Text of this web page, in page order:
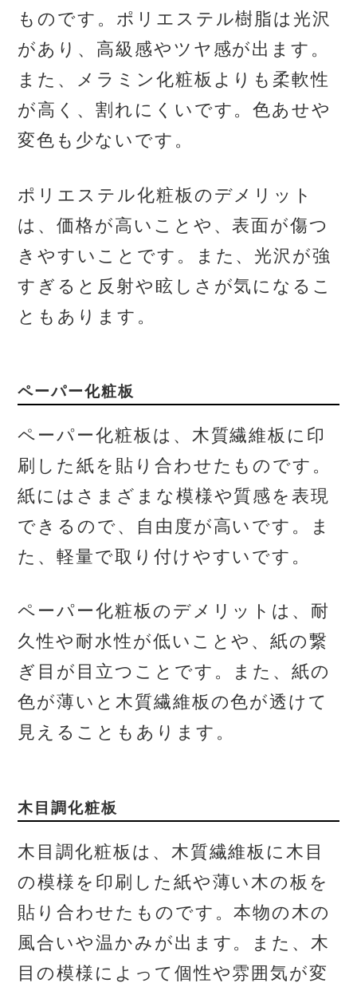
ものです。ポリエステル樹脂は光沢
があり、高級感やツヤ感が出ます。
また、メラミン化粧板よりも柔軟性
が高く、割れにくいです。色あせや
変色も少ないです。
ポリエステル化粧板のデメリット
は、価格が高いことや、表面が傷つ
きやすいことです。また、光沢が強
すぎると反射や眩しさが気になるこ
ともあります。
ペーパー化粧板
ペーパー化粧板は、木質繊維板に印
刷した紙を貼り合わせたものです。
紙にはさまざまな模様や質感を表現
できるので、自由度が高いです。ま
た、軽量で取り付けやすいです。
ペーパー化粧板のデメリットは、耐
久性や耐水性が低いことや、紙の繋
ぎ目が目立つことです。また、紙の
色が薄いと木質繊維板の色が透けて
見えることもあります。
木目調化粧板
木目調化粧板は、木質繊維板に木目
の模様を印刷した紙や薄い木の板を
貼り合わせたものです。本物の木の
風合いや温かみが出ます。また、木
目の模様によって個性や雰囲気が変